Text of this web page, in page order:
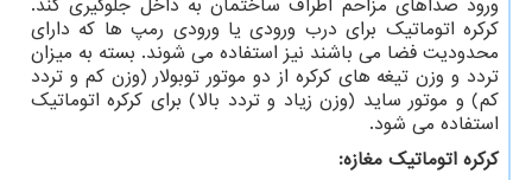
ورود صداهای مزاحم اطراف ساختمان به داخل جلوگیری کند.
کرکره اتوماتیک برای درب ورودی یا ورودی رمپ ها که دارای
محدودیت فضا می باشند نیز استفاده می شوند. بسته به میزان
تردد و وزن تیغه های کرکره از دو موتور توبولار (وزن کم و تردد
کم) و موتور ساید (وزن زیاد و تردد بالا) برای کرکره اتوماتیک
استفاده می شود.
کرکره اتوماتیک مغازه: